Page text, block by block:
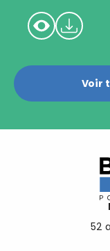
Voir
52